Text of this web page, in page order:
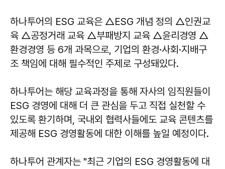
하나투어의 ESG 교육은 △ESG 개념 정의 △인권교
육 △공정거래 교육 △부패방지 교육 △윤리경영 △
환경경영 등 6개 과목으로, 기업의 환경·사회·지배구
조 책임에 대해 필수적인 주제로 구성돼있다.
하나투어는 해당 교육과정을 통해 자사의 임직원들이
ESG 경영에 대해 더 큰 관심을 두고 직접 실천할 수
있도록 환기하며, 국내외 협력사들에도 교육 콘텐츠를
제공해 ESG 경영활동에 대한 이해를 높일 예정이다.
하나투어 관계자는 "최근 기업의 ESG 경영활동에 대